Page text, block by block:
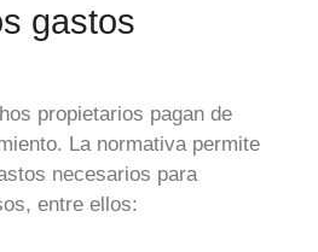
gastos
propietarios pagan de
La normativa permite
necesarios para
entre ellos: